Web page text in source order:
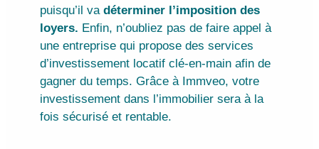
puisqu’il vadéterminer l’imposition des
loyers. Enfin, n’oubliez pas de faire appel à
une entreprise qui propose des services
d’investissement locatif clé-en-main afin de
gagner du temps. Grâce à Immveo, votre
investissement dans l’immobilier sera à la
fois sécurisé et rentable.